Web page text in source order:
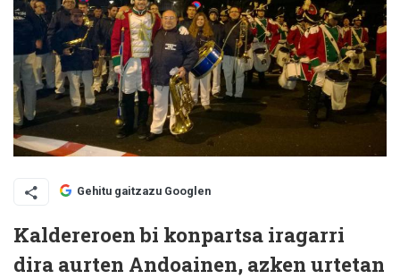
Gehitu gaitzazu Googlen
Kaldereroen bi konpartsa iragarri
dira aurten Andoainen, azken urtetan